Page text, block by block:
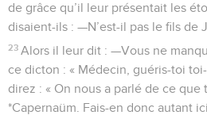
de grâce qu’il leur présentait les
disaient-ils : —N’est-il pas le fils de
23 Alors il leur dit : —Vous ne
ce dicton : « Médecin, guéris-toi
direz : « On nous a parlé de ce que
*Capernaüm. Fais-en donc autant